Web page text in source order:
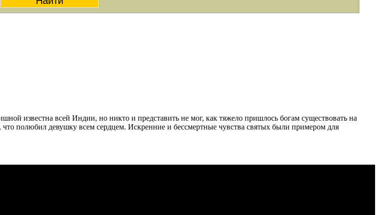
известна всей Индии, но никто и представить не мог, как тяжело пришлось богам существовать на
что полюбил девушку всем сердцем. Искренние и бессмертные чувства святых были примером для